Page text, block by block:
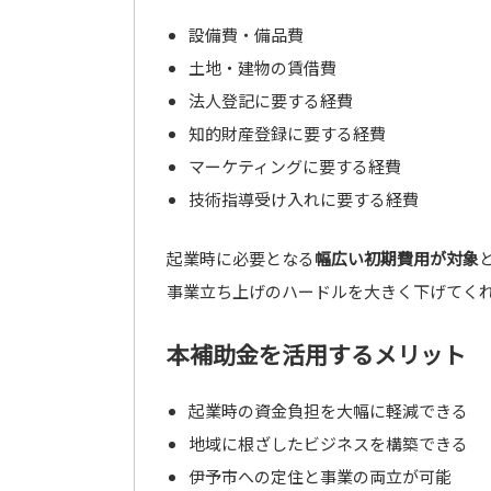
設備費・備品費
土地・建物の賃借費
法人登記に要する経費
知的財産登録に要する経費
マーケティングに要する経費
技術指導受け入れに要する経費
起業時に必要となる幅広い初期費用が対象
事業立ち上げのハードルを大きく下げてくれ
本補助金を活用するメリット
起業時の資金負担を大幅に軽減できる
地域に根ざしたビジネスを構築できる
伊予市への定住と事業の両立が可能